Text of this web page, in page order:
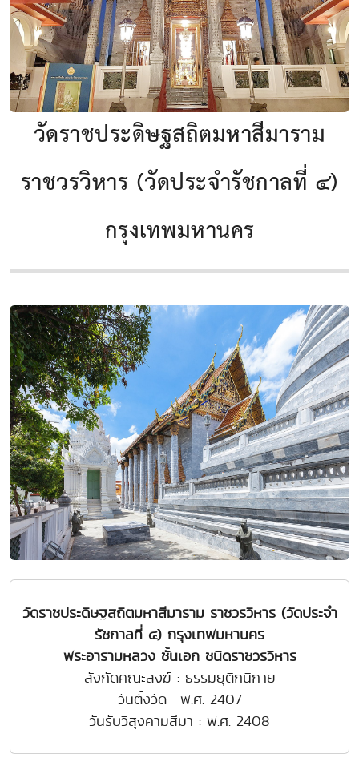
วัดราชประดิษฐสถิตมหาสีมาราม
ราชวรวิหาร (วัดประจำรัชกาลที่ ๔)
กรุงเทพมหานคร
วัดราชประดิษฐสถิตมหาสีมาราม ราชวรวิหาร (วัดประจำ
รัชกาลที่ ๔) กรุงเทพมหานคร
พระอารามหลวง ชั้นเอก ชนิดราชวรวิหาร
สังกัดคณะสงฆ์ : ธรรมยุติกนิกาย
วันตั้งวัด : พ.ศ. 2407
วันรับวิสุงคามสีมา : พ.ศ. 2408